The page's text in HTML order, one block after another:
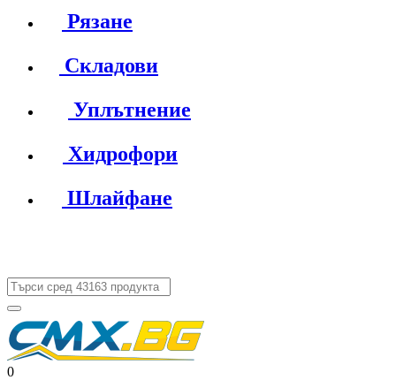
Рязане
Складови
Уплътнение
Хидрофори
Шлайфане
0